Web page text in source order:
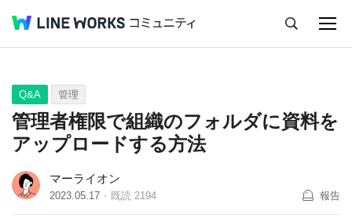
Q&A Tips Ideas
Q&A 管理
管理者権限で組織のフォルダに資料を
アップロードする方法
マーライオン
2023.05.17 既読 2194 報告